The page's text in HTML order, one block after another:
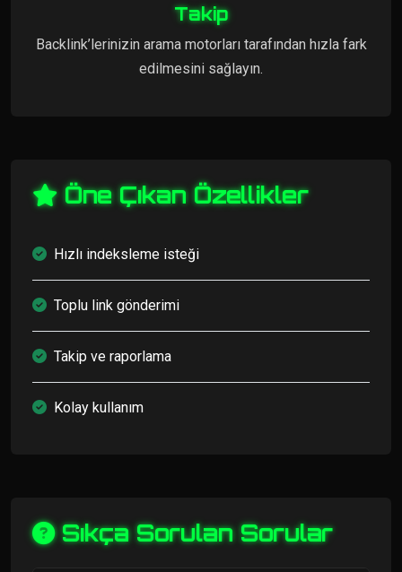
Takip
Backlink’lerinizin arama motorları tarafından hızla fark
edilmesini sağlayın.
Öne Çıkan Özellikler
Hızlı indeksleme isteği
Toplu link gönderimi
Takip ve raporlama
Kolay kullanım
Sıkça Sorulan Sorular